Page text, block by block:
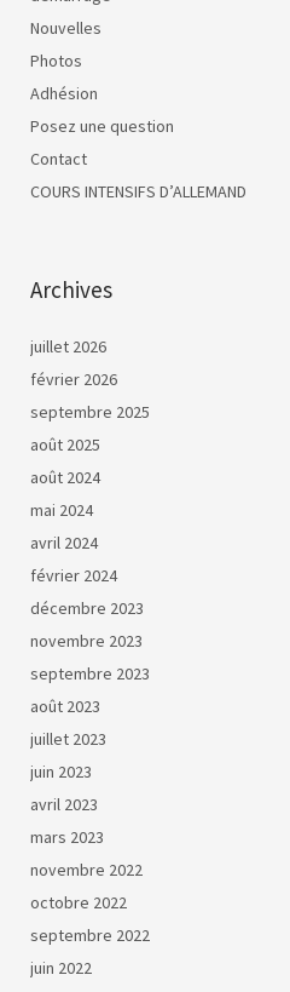
Nouvelles
Photos
Adhésion
Posez une question
Contact
COURS INTENSIFS D’ALLEMAND
Archives
juillet 2026
février 2026
septembre 2025
août 2025
août 2024
mai 2024
avril 2024
février 2024
décembre 2023
novembre 2023
septembre 2023
août 2023
juillet 2023
juin 2023
avril 2023
mars 2023
novembre 2022
octobre 2022
septembre 2022
juin 2022